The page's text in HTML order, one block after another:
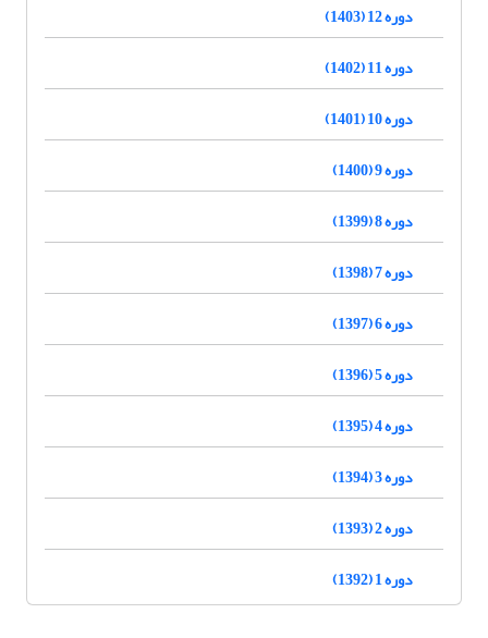
دوره 12 (1403)
دوره 11 (1402)
دوره 10 (1401)
دوره 9 (1400)
دوره 8 (1399)
دوره 7 (1398)
دوره 6 (1397)
دوره 5 (1396)
دوره 4 (1395)
دوره 3 (1394)
دوره 2 (1393)
دوره 1 (1392)